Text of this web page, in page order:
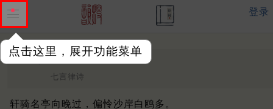
点击这里，展开功能菜单
登录
昭阳亭 清 · 申厚载
七言律诗
轩骑名亭向晚过，偏怜沙岸白鸥多。